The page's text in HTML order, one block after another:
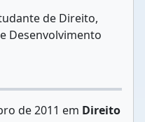
de Direito,
Desenvolvimento
de 2011 em Direito